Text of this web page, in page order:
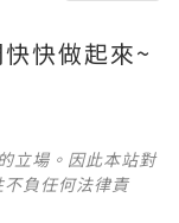
快做起來~
立場。因此本站對
負任何法律責